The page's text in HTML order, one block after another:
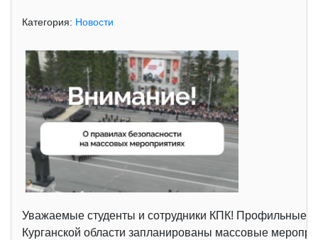
Категория: Новости
Уважаемые студенты и сотрудники КПК! Профильные
Курганской области запланированы массовые